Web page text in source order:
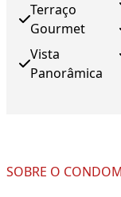
Terraço
Gourmet
Vista
Panorâmica
SOBRE O